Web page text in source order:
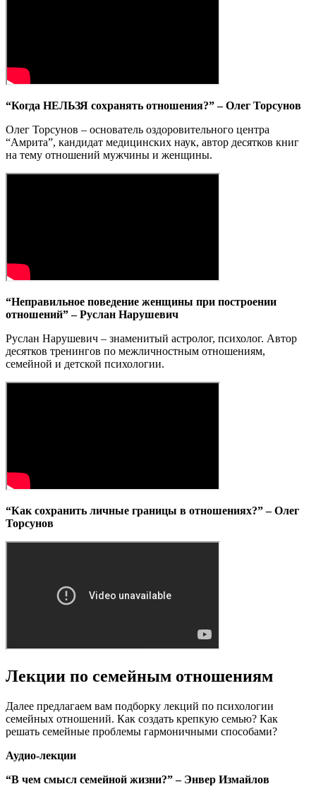
“Когда НЕЛЬЗЯ сохранять отношения?” – Олег Торсунов
Олег Торсунов – основатель оздоровительного центра
“Амрита”, кандидат медицинских наук, автор десятков книг
на тему отношений мужчины и женщины.
“Неправильное поведение женщины при построении
отношений” – Руслан Нарушевич
Руслан Нарушевич – знаменитый астролог, психолог. Автор
десятков тренингов по межличностным отношениям,
семейной и детской психологии.
“Как сохранить личные границы в отношениях?” – Олег
Торсунов
Лекции по семейным отношениям
Далее предлагаем вам подборку лекций по психологии
семейных отношений. Как создать крепкую семью? Как
решать семейные проблемы гармоничными способами?
Аудио-лекции
“В чем смысл семейной жизни?” – Энвер Измайлов